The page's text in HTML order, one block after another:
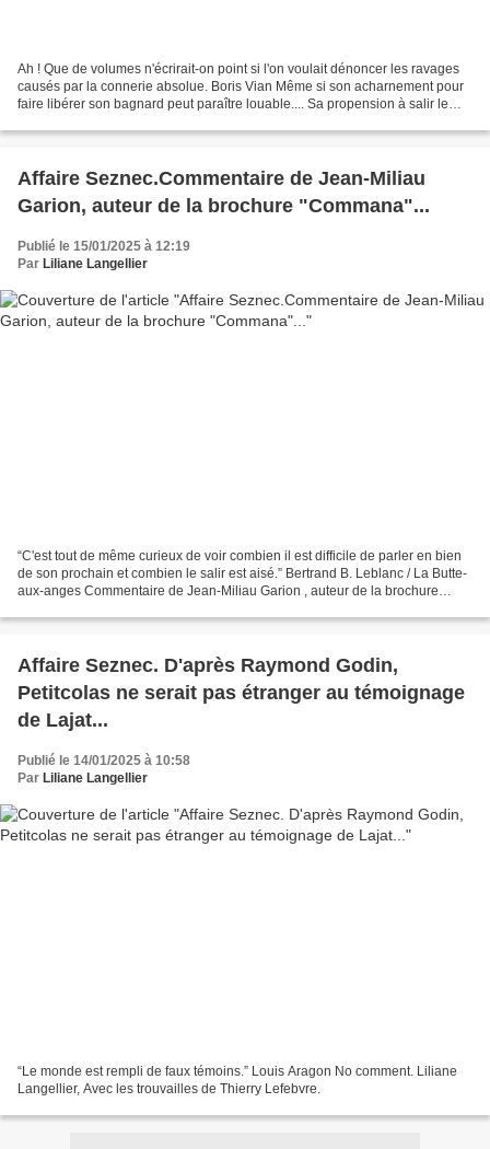
Ah ! Que de volumes n'écrirait-on point si l'on voulait dénoncer les ravages
causés par la connerie absolue. Boris Vian Même si son acharnement pour
faire libérer son bagnard peut paraître louable.... Sa propension à salir le
Affaire Seznec.Commentaire de Jean-Miliau
Garion, auteur de la brochure "Commana"...
Publié le 15/01/2025 à 12:19
Par Liliane Langellier
“C'est tout de même curieux de voir combien il est difficile de parler en bien
de son prochain et combien le salir est aisé.” Bertrand B. Leblanc / La Butte-
aux-anges Commentaire de Jean-Miliau Garion , auteur de la brochure
Affaire Seznec. D'après Raymond Godin,
Petitcolas ne serait pas étranger au témoignage
de Lajat...
Publié le 14/01/2025 à 10:58
Par Liliane Langellier
“Le monde est rempli de faux témoins.” Louis Aragon No comment. Liliane
Langellier, Avec les trouvailles de Thierry Lefebvre.